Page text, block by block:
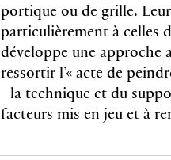
portique ou de grille.
particulièrement à celles
développe une
ressortir l’« acte de
la technique et du
facteurs mis en jeu et à